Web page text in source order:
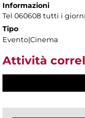
Informazioni
Tel 060608 tutti i giorni
Tipo
Evento|Cinema
Attività